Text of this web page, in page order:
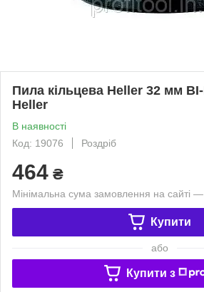
Пила кільцева Heller 32 мм
Heller
В наявності
Код: 19076
Роздріб
464 ₴
Мінімальна сума замовлення на сайті
Купити
або
Купити з